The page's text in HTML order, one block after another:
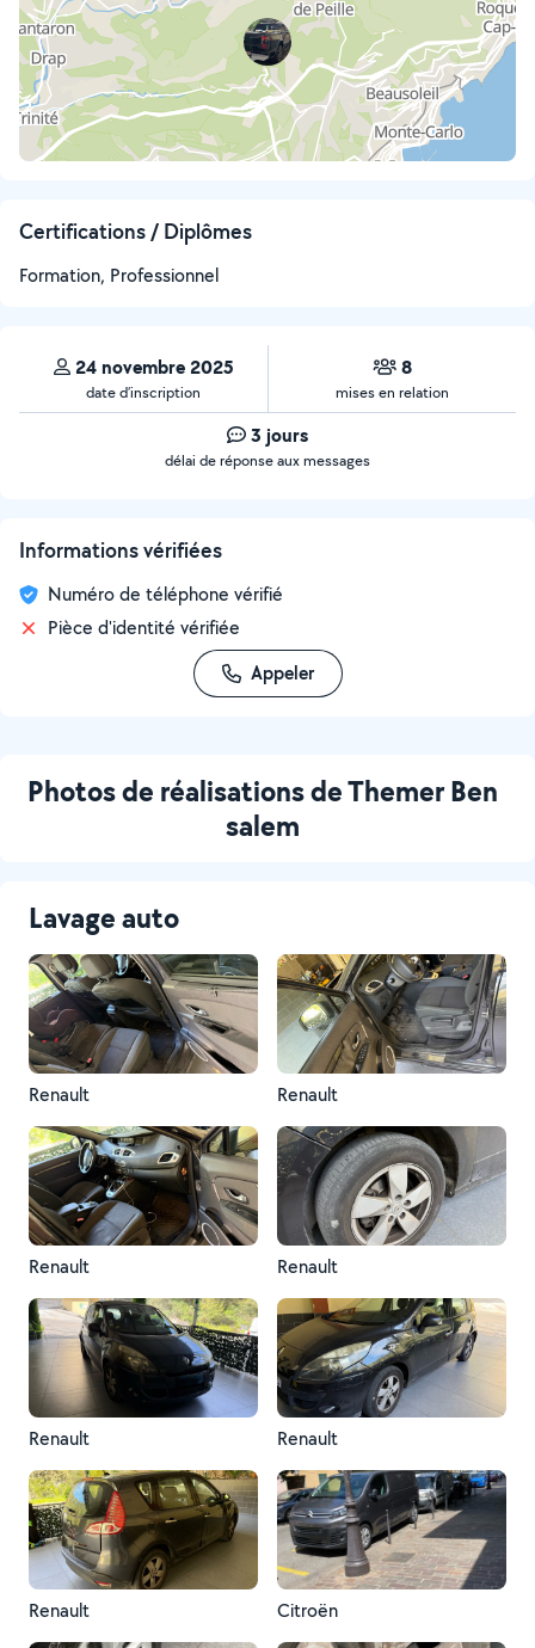
Certifications / Diplômes
Formation, Professionnel
24 novembre 2025
date d’inscription
8
mises en relation
3 jours
délai de réponse aux messages
Informations vérifiées
Numéro de téléphone vérifié
Pièce d'identité vérifiée
Appeler
Photos de réalisations de Themer Ben
salem
Lavage auto
Renault Renault
Renault Renault
Renault Renault
Renault Citroën